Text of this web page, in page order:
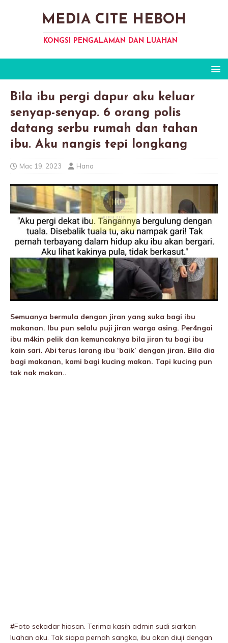
MEDIA CITE HEBOH
KONGSI PENGALAMAN DAN LUAHAN
Bila ibu pergi dapur aku keluar
senyap-senyap. 6 orang polis
datang serbu rumah dan tahan
ibu. Aku nangis tepi longkang
Mac 19, 2023 Hana
Semuanya bermula dengan jiran yang suka bagi ibu
makanan. Ibu pun selalu puji jiran warga asing. Per4ngai
ibu m4kin pelik dan kemuncaknya bila jiran tu bagi ibu
kain sari. Abi terus larang ibu ‘baik’ dengan jiran. Bila dia
bagi makanan, kami bagi kucing makan. Tapi kucing pun
tak nak makan..
#Foto sekadar hiasan. Terima kasih admin sudi siarkan
luahan aku. Tak siapa pernah sangka, ibu akan diuji dengan